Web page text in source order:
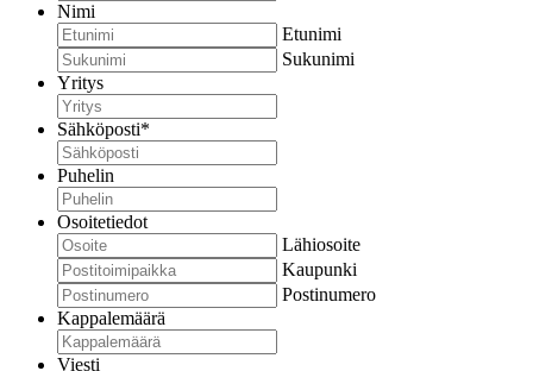
Nimi
Etunimi
Sukunimi
Yritys
Sähköposti*
Puhelin
Osoitetiedot
Lähiosoite
Kaupunki
Postinumero
Kappalemäärä
Viesti